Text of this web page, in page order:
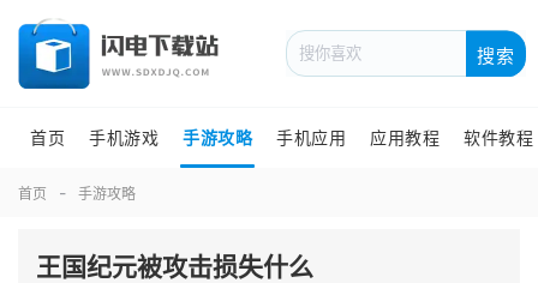
搜索
首页 手机游戏 手游攻略 手机应用 应用教程 软件教程
首页 手游攻略
王国纪元被攻击损失什么